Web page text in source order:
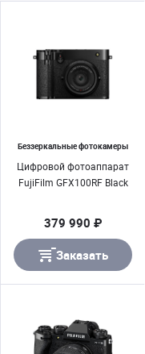
Беззеркальные фотокамеры
Цифровой фотоаппарат
FujiFilm GFX100RF Black
379 990 ₽
Заказать